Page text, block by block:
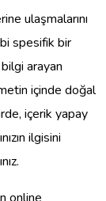
ulaşmalarını
spesifik bir
arayan
içinde doğal
içerik yapay
ilgisini